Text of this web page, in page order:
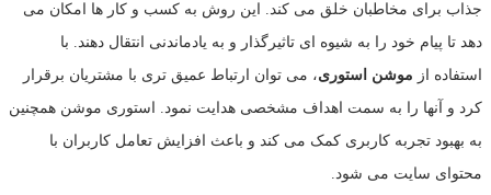
جذاب برای مخاطبان خلق می کند. این روش به کسب و کار ها امکان می
دهد تا پیام خود را به شیوه ای تاثیرگذار و به یادماندنی انتقال دهند. با
استفاده از موشن استوری، می توان ارتباط عمیق تری با مشتریان برقرار
کرد و آنها را به سمت اهداف مشخصی هدایت نمود. استوری موشن همچنین
به بهبود تجربه کاربری کمک می کند و باعث افزایش تعامل کاربران با
محتوای سایت می شود.